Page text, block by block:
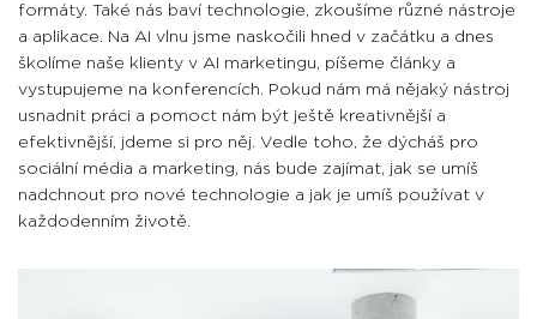
formáty. Také nás baví technologie, zkoušíme různé nástroje
a aplikace. Na AI vlnu jsme naskočili hned v začátku a dnes
školíme naše klienty v AI marketingu, píšeme články a
vystupujeme na konferencích. Pokud nám má nějaký nástroj
usnadnit práci a pomoct nám být ještě kreativnější a
efektivnější, jdeme si pro něj. Vedle toho, že dýcháš pro
sociální média a marketing, nás bude zajímat, jak se umíš
nadchnout pro nové technologie a jak je umíš používat v
každodenním životě.